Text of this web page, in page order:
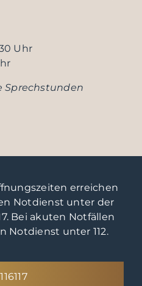
Uhr
Sprechstunden
erreichen
Notdienst unter der
Bei akuten Notfällen
Notdienst unter 112.
116117